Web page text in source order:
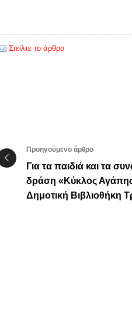
Στείλτε το άρθρο
Προηγούμενο άρθρο
Για τα παιδιά και τα
δράση «Κύκλος
Δημοτική Βιβλιοθήκη